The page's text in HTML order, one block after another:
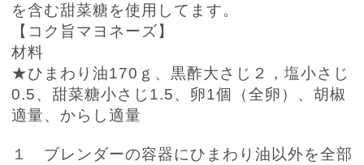
を含む甜菜糖を使用してます。
【コク旨マヨネーズ】
材料
★ひまわり油170 ｇ、黒酢大さじ２，塩小さじ
0.5、甜菜糖小さじ 1.5、卵1個（全卵）、胡椒
適量、からし適量
１ ブレンダーの容器にひまわり油以外を全部